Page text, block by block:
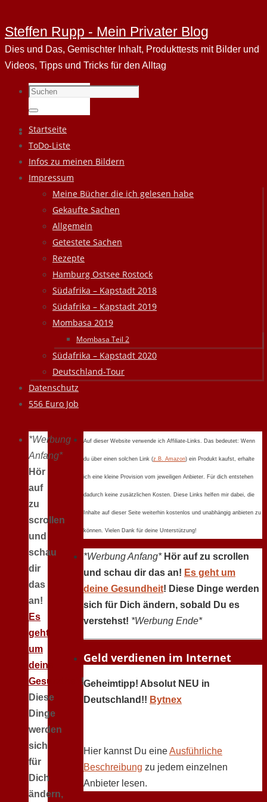
Steffen Rupp - Mein Privater Blog
Dies und Das, Gemischter Inhalt, Produkttests mit Bilder und
Videos, Tipps und Tricks für den Alltag
Suchen
nach:
Suchen
Zum
Inhalt
springen
Startseite
ToDo-Liste
Infos zu meinen Bildern
Impressum
Meine Bücher die ich gelesen habe
Gekaufte Sachen
Allgemein
Getestete Sachen
Rezepte
Hamburg Ostsee Rostock
Südafrika – Kapstadt 2018
Südafrika – Kapstadt 2019
Mombasa 2019
Mombasa Teil 2
Südafrika – Kapstadt 2020
Deutschland-Tour
Datenschutz
556 Euro Job
*Werbung
Anfang*
Hör
auf
zu
scrollen
und
schau
dir
das
an!
Es
geht
um
deine
Gesundheit !
Diese
Dinge
werden
sich
für
Dich
ändern,
Auf dieser Website verwende ich Affiliate-Links. Das bedeutet: Wenn
du über einen solchen Link (z.B. Amazon) ein Produkt kaufst, erhalte
ich eine kleine Provision vom jeweiligen Anbieter. Für dich entstehen
dadurch keine zusätzlichen Kosten. Diese Links helfen mir dabei, die
Inhalte auf dieser Seite weiterhin kostenlos und unabhängig anbieten zu
können. Vielen Dank für deine Unterstützung!
*Werbung Anfang* Hör auf zu scrollen
und schau dir das an! Es geht um
deine Gesundheit! Diese Dinge werden
sich für Dich ändern, sobald Du es
verstehst! *Werbung Ende*
Geld verdienen im Internet
Geheimtipp! Absolut NEU in
Deutschland!! Bytnex
Hier kannst Du eineAusführliche
Beschreibung zu jedem einzelnen
Anbieter lesen.